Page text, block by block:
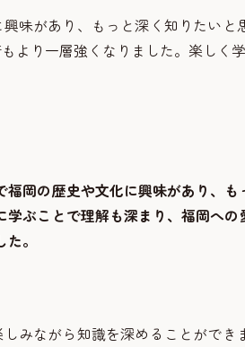
味があり、もっと深く知りたい
より一層強くなりました。楽しく
福岡の歴史や文化に興味があり、
学ぶことで理解も深まり、福岡へ
。
みながら知識を深めることがで